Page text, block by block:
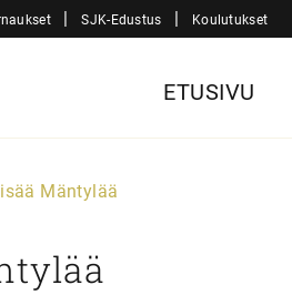
| SJK-Edustus | Koulutukset
ETUSIVU
Mäntylää